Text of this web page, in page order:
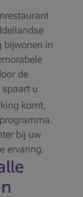
bijwonen in
de
spaart u
komt,
bij uw
ervaring.